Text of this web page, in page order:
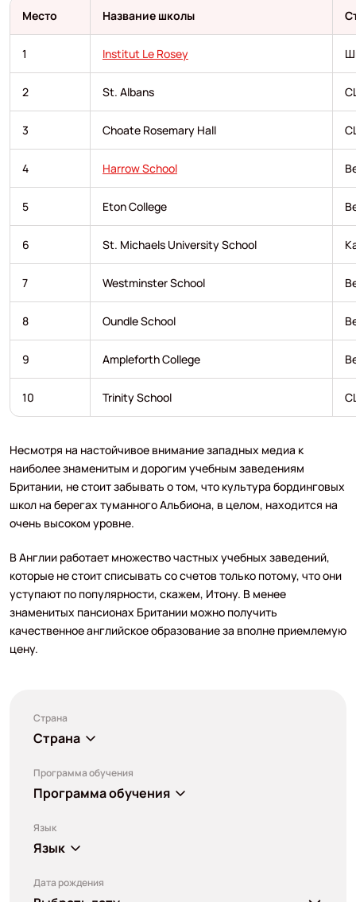
Место Название школы
1 Institut Le Rosey
2 St. Albans
3 Choate Rosemary Hall
4 Harrow School
5 Eton College
6 St. Michaels University School
7 Westminster School
8 Oundle School
9 Ampleforth College
10 Trinity School
Несмотря на настойчивое внимание западных медиа к
наиболее знаменитым и дорогим учебным заведениям
Британии, не стоит забывать о том, что культура бординговых
школ на берегах туманного Альбиона, в целом, находится на
очень высоком уровне.
В Англии работает множество частных учебных заведений,
которые не стоит списывать со счетов только потому, что они
уступают по популярности, скажем, Итону. В менее
знаменитых пансионах Британии можно получить
качественное английское образование за вполне приемлемую
цену.
Страна
Страна
Программа обучения
Программа обучения
Язык
Язык
Дата рождения